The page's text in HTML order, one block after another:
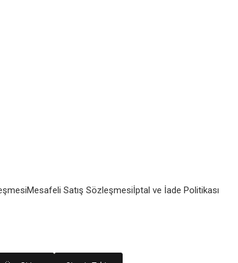
Mesafeli Satış Sözleşmesiİptal ve İade Politikası